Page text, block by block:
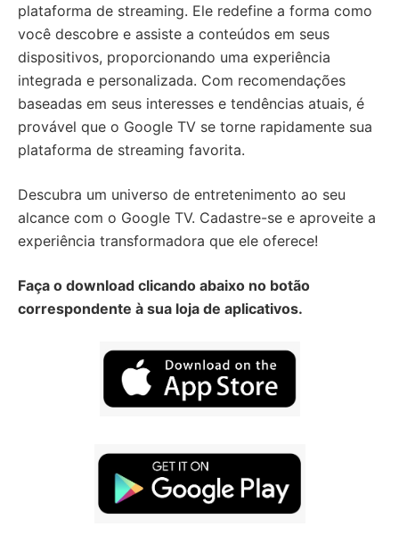
plataforma de streaming. Ele redefine a forma como
você descobre e assiste a conteúdos em seus
dispositivos, proporcionando uma experiência
integrada e personalizada. Com recomendações
baseadas em seus interesses e tendências atuais, é
provável que o Google TV se torne rapidamente sua
plataforma de streaming favorita.
Descubra um universo de entretenimento ao seu
alcance com o Google TV. Cadastre-se e aproveite a
experiência transformadora que ele oferece!
Faça o download clicando abaixo no botão
correspondente à sua loja de aplicativos.